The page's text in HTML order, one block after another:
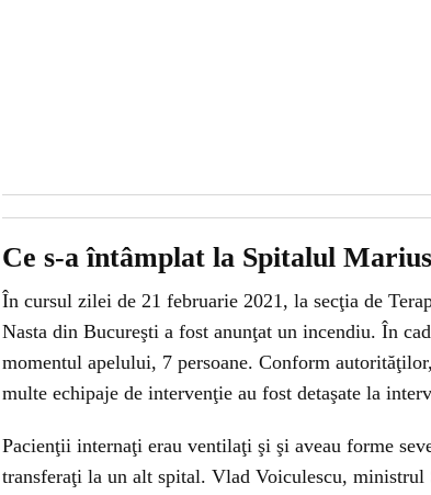
Ce s-a întâmplat la Spitalul
În cursul zilei de 21 februarie 2021, la secţia de
Nasta din Bucureşti a fost anunţat un incendiu. În
momentul apelului, 7 persoane. Conform
multe echipaje de intervenţie au fost detaşate la
Pacienţii internaţi erau ventilaţi şi şi aveau forme
transferaţi la un alt spital. Vlad Voiculescu, ministrul